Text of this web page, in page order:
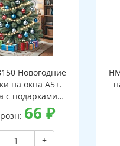
Новогодние
на окна А5+.
с подарками
видны с
сторон,
66₽
+